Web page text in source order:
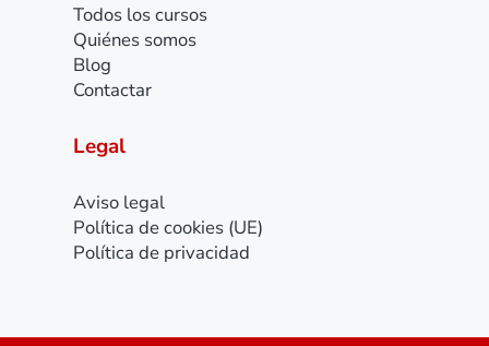
Todos los cursos
Quiénes somos
Blog
Contactar
Legal
Aviso legal
Política de cookies (UE)
Política de privacidad